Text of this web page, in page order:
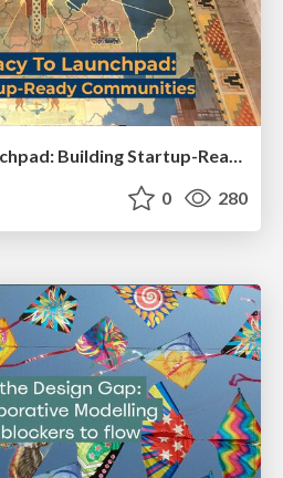
From Legacy to Launchpad: Building Startup-Ready Communities
0 280